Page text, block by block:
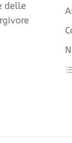
delle